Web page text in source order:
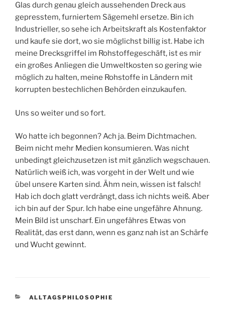
Glas durch genau gleich aussehenden Dreck aus
gepresstem, furniertem Sägemehl ersetze. Bin ich
Industrieller, so sehe ich Arbeitskraft als Kostenfaktor
und kaufe sie dort, wo sie möglichst billig ist. Habe ich
meine Drecksgriffel im Rohstoffegeschäft, ist es mir
ein großes Anliegen die Umweltkosten so gering wie
möglich zu halten, meine Rohstoffe in Ländern mit
korrupten bestechlichen Behörden einzukaufen.
Uns so weiter und so fort.
Wo hatte ich begonnen? Ach ja. Beim Dichtmachen.
Beim nicht mehr Medien konsumieren. Was nicht
unbedingt gleichzusetzen ist mit gänzlich wegschauen.
Natürlich weiß ich, was vorgeht in der Welt und wie
übel unsere Karten sind. Ähm nein, wissen ist falsch!
Hab ich doch glatt verdrängt, dass ich nichts weiß. Aber
ich bin auf der Spur. Ich habe eine ungefähre Ahnung.
Mein Bild ist unscharf. Ein ungefähres Etwas von
Realität, das erst dann, wenn es ganz nah ist an Schärfe
und Wucht gewinnt.
KATEGORIEN
ALLTAGSPHILOSOPHIE